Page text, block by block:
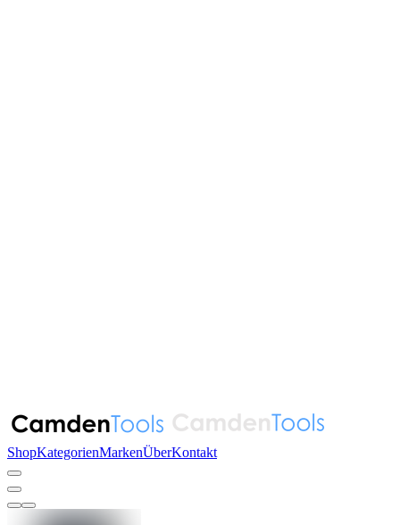
ShopKategorienMarkenÜberKontakt